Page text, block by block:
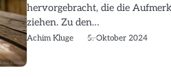
hervorgebracht, die die
ziehen. Zu den…
Achim Kluge 5. Oktober 2024